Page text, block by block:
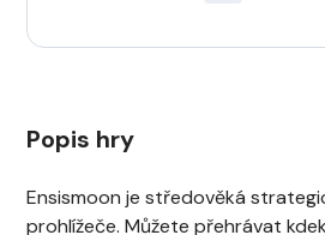
Popis hry
Ensismoon je středověká
prohlížeče. Můžete přehrávat